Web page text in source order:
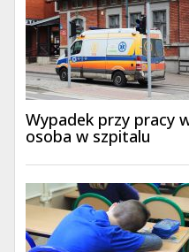
Wypadek przy pracy
osoba w szpitalu